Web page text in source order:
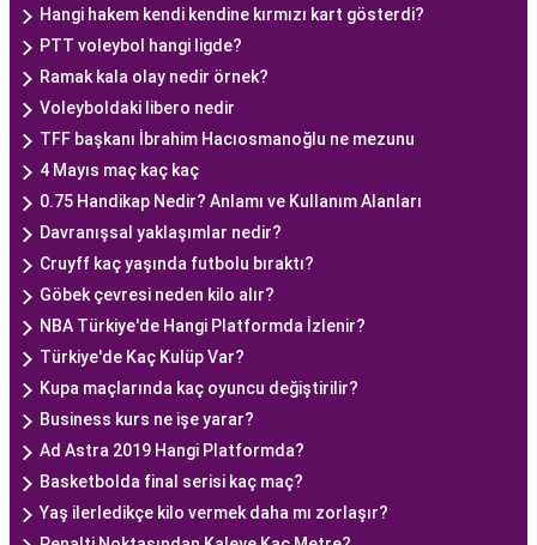
Hangi hakem kendi kendine kırmızı kart gösterdi?
PTT voleybol hangi ligde?
Ramak kala olay nedir örnek?
Voleyboldaki libero nedir
TFF başkanı İbrahim Hacıosmanoğlu ne mezunu
4 Mayıs maç kaç kaç
0.75 Handikap Nedir? Anlamı ve Kullanım Alanları
Davranışsal yaklaşımlar nedir?
Cruyff kaç yaşında futbolu bıraktı?
Göbek çevresi neden kilo alır?
NBA Türkiye'de Hangi Platformda İzlenir?
Türkiye'de Kaç Kulüp Var?
Kupa maçlarında kaç oyuncu değiştirilir?
Business kurs ne işe yarar?
Ad Astra 2019 Hangi Platformda?
Basketbolda final serisi kaç maç?
Yaş ilerledikçe kilo vermek daha mı zorlaşır?